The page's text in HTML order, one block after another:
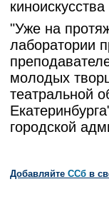
"Уже на
лаборатории
молодых
театральной
городской
Добавляйте CСб в